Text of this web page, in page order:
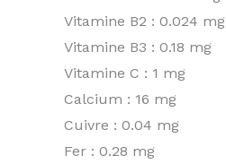
Vitamine B2 : 0.024 mg
Vitamine B3 : 0.18 mg
Vitamine C : 1 mg
Calcium : 16 mg
Cuivre : 0.04 mg
Fer : 0.28 mg